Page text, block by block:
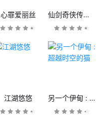
心罪爱丽丝 仙剑奇侠传九野
江湖悠悠 另一个伊甸 : 超越时空的猫